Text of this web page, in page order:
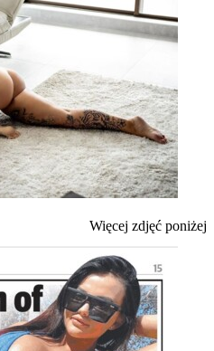
Więcej zdjęć poniżej